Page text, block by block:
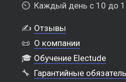
⏲️ Каждый день с 10 до
✍️ Отзывы
📜 О компании
🎓 Обучение Electude
🔧 Гарантийные